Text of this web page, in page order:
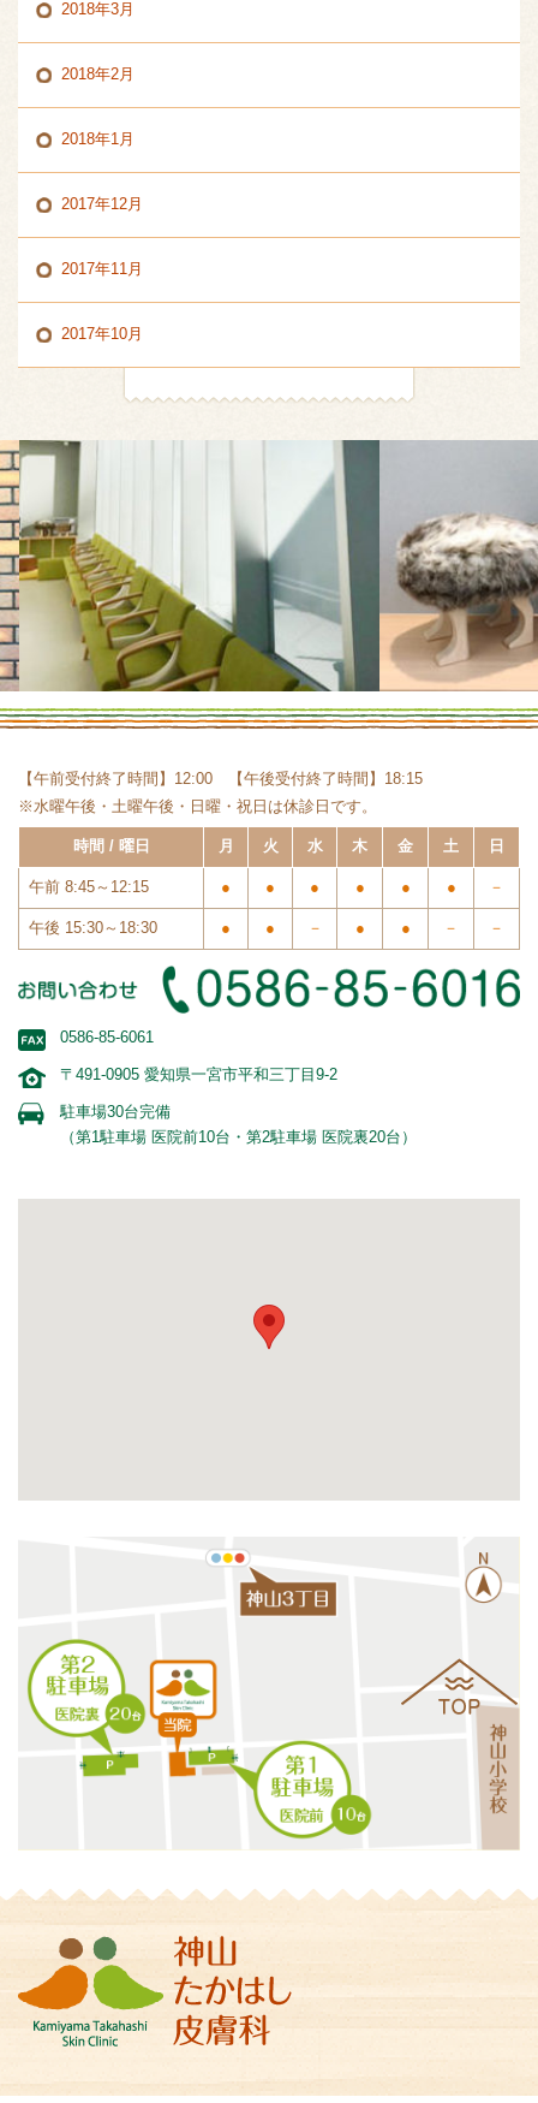
2018年3月
2018年2月
2018年1月
2017年12月
2017年11月
2017年10月
【午前受付終了時間】12:00 【午後受付終了時間】18:15
※水曜午後・土曜午後・日曜・祝日は休診日です。
時間 / 曜日 月 火 水 木 金 土 日
午前 8:45～12:15 ● ● ● ● ● ● －
午後 15:30～18:30 ● ● － ● ● － －
0586-85-6061
〒491-0905 愛知県一宮市平和三丁目9-2
駐車場30台完備
（第1駐車場 医院前10台・第2駐車場 医院裏20台）